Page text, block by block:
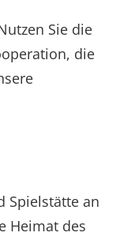
Sie die
die
Spielstätte an
Heimat des